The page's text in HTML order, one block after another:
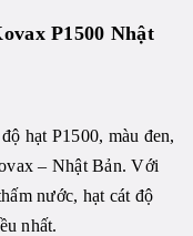
P1500 Nhật
hạt P1500, màu đen,
– Nhật Bản. Với
nước, hạt cát độ
nhất.